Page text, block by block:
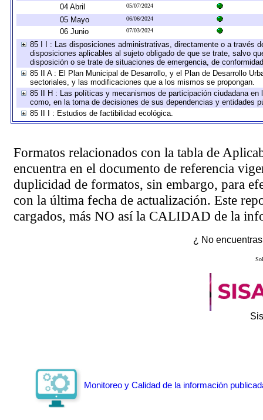
04 Abril 05/07/2024
05 Mayo 06/06/2024
06 Junio 07/03/2024
85 I I : Las disposiciones administrativas, directamente o a través
disposiciones aplicables al sujeto obligado de que se trate, salvo
disposición o se trate de situaciones de emergencia, de
85 II A : El Plan Municipal de Desarrollo, y el Plan de Desarrollo
sectoriales, y las modificaciones que a los mismos se propongan.
85 II H : Las políticas y mecanismos de participación ciudadana
como, en la toma de decisiones de sus dependencias y entidades
85 II I : Estudios de factibilidad ecológica.
Formatos relacionados con la tabla de
encuentra en el documento de referencia
duplicidad de formatos, sin embargo, para
con la última fecha de actualización. Este
cargados, más NO así la CALIDAD de la
¿ No
Monitoreo y Calidad de la información